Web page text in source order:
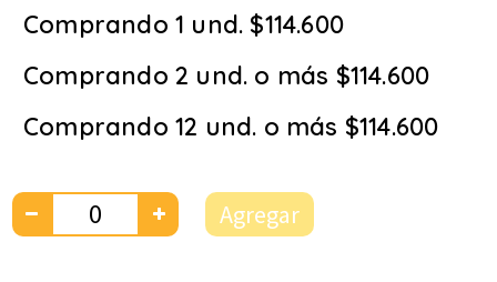
Comprando 1 und. $114.600
Comprando 2 und. o más $114.600
Comprando 12 und. o más $114.600
Agregar